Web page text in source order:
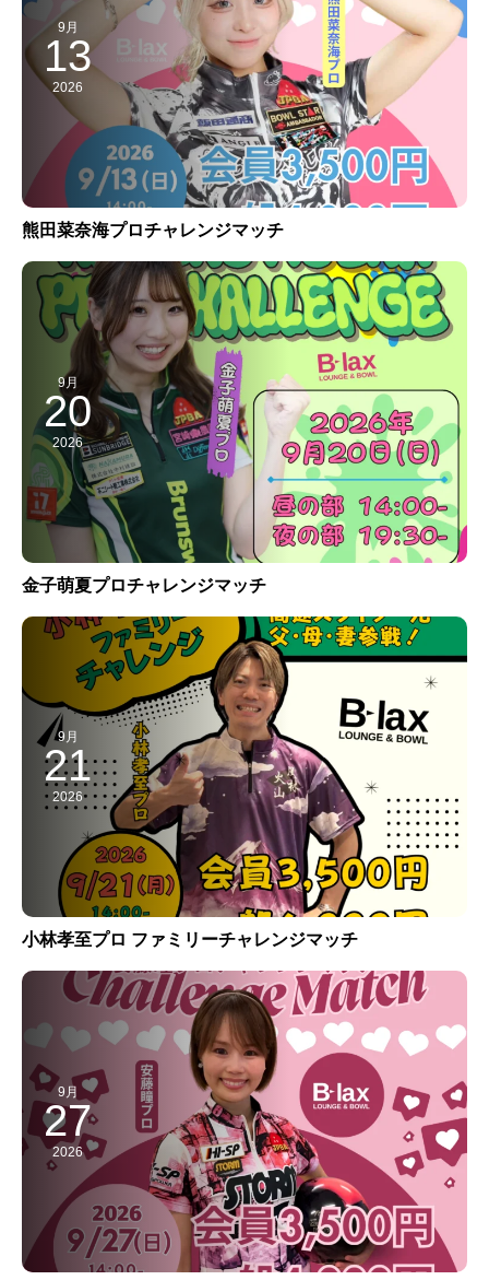
9月
13
2026
熊田菜奈海プロチャレンジマッチ
9月
20
2026
金子萌夏プロチャレンジマッチ
9月
21
2026
小林孝至プロ ファミリーチャレンジマッチ
9月
27
2026